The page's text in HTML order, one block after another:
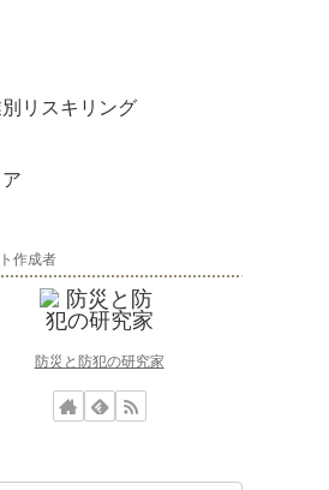
リスキリング
作成者
防災と防犯の研究家